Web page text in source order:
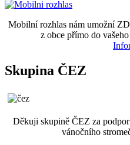
Mobilní rozhlas nám umožní
z obce přímo do
Skupina ČEZ
Děkuji skupině ČEZ za
vánočního